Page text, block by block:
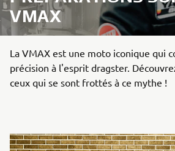
VMAX
La VMAX est une moto iconique qui
précision à l'esprit dragster.
ceux qui se sont frottés à ce mythe !